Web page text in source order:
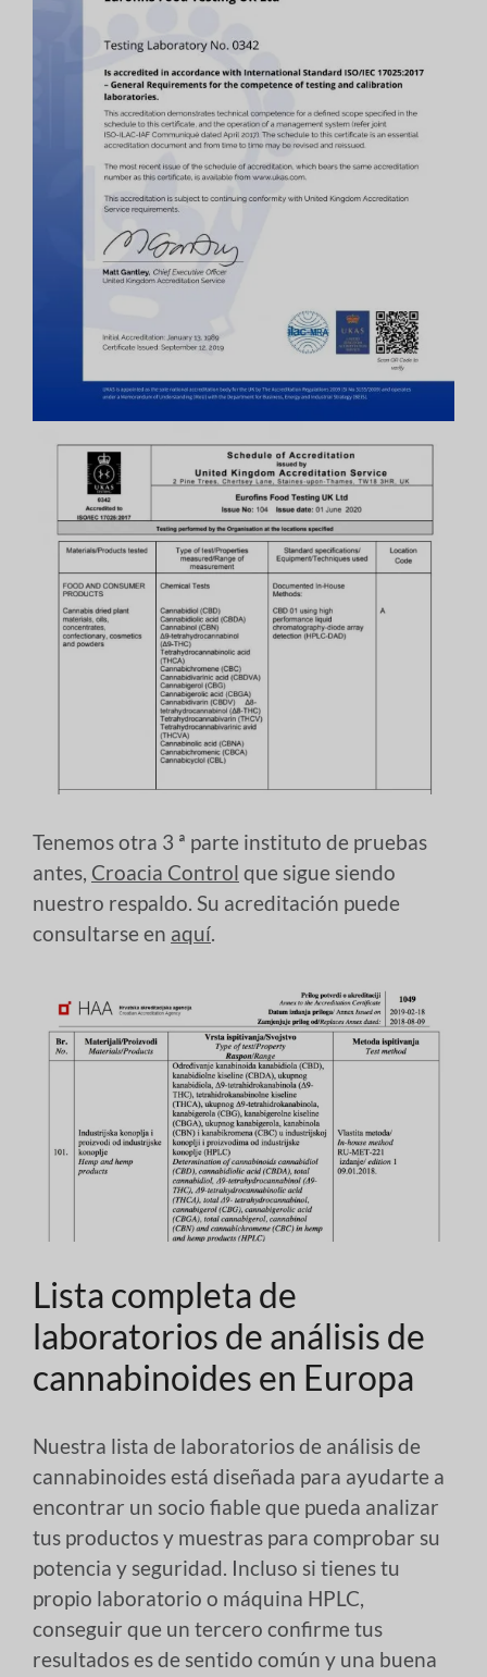
Tenemos otra 3 ª parte instituto de pruebas
antes, Croacia Control que sigue siendo
nuestro respaldo. Su acreditación puede
consultarse en aquí.
Lista completa de
laboratorios de análisis de
cannabinoides en Europa
Nuestra lista de laboratorios de análisis de
cannabinoides está diseñada para ayudarte a
encontrar un socio fiable que pueda analizar
tus productos y muestras para comprobar su
potencia y seguridad. Incluso si tienes tu
propio laboratorio o máquina HPLC,
conseguir que un tercero confirme tus
resultados es de sentido común y una buena